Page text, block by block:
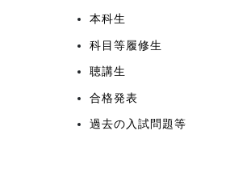
本科生
科目等履修生
聴講生
合格発表
過去の入試問題等